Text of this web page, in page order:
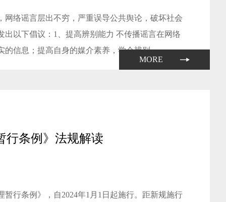
络谣言层出不穷，严重误导公共舆论，破坏社会
以下倡议：1、提高辨别能力 不传播谣言在网络
信息；提高自身的媒介素养，学会辨别...
MORE
行条例》法规解读
行条例》，自2024年1月1日起施行。距新规施行